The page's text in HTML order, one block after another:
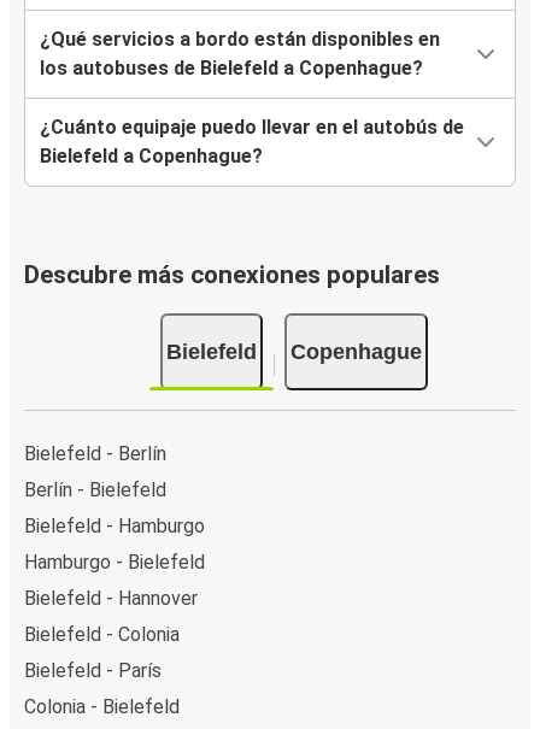
¿Qué servicios a bordo están disponibles en
los autobuses de Bielefeld a Copenhague?
¿Cuánto equipaje puedo llevar en el autobús de
Bielefeld a Copenhague?
Descubre más conexiones populares
Bielefeld Copenhague
Bielefeld - Berlín
Berlín - Bielefeld
Bielefeld - Hamburgo
Hamburgo - Bielefeld
Bielefeld - Hannover
Bielefeld - Colonia
Bielefeld - París
Colonia - Bielefeld